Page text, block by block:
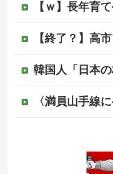
【ｗ】長年育てやっと蕾が
【終了？】高市フィーバー、
韓国人「日本の村上宗隆、100マイルのシンカ
〈満員山手線にベビーカーで
避難所に土足でズカズカと入って